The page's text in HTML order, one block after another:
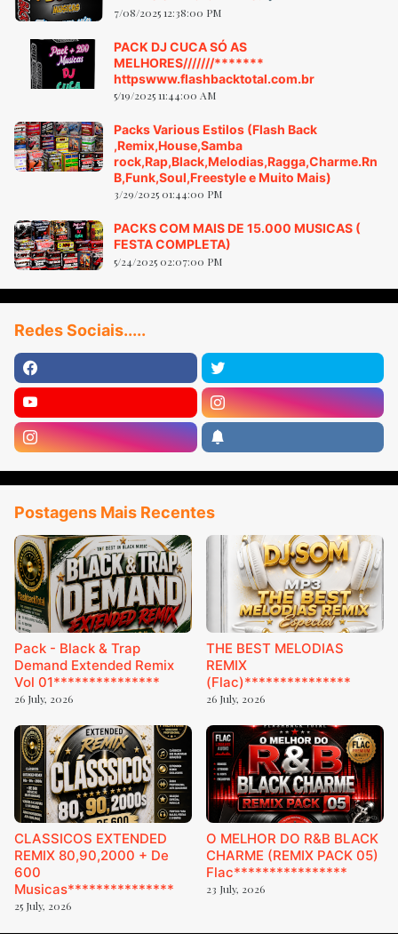
7/08/2025 12:38:00 PM
PACK DJ CUCA SÓ AS
MELHORES///////*******
httpswww.flashbacktotal.com.br
5/19/2025 11:44:00 AM
Packs Various Estilos (Flash Back
,Remix,House,Samba
rock,Rap,Black,Melodias,Ragga,Charme.Rn
B,Funk,Soul,Freestyle e Muito Mais)
3/29/2025 01:44:00 PM
PACKS COM MAIS DE 15.000 MUSICAS (
FESTA COMPLETA)
5/24/2025 02:07:00 PM
Redes Sociais.....
Postagens Mais Recentes
Pack - Black & Trap
Demand Extended Remix
Vol 01***************
26 July, 2026
THE BEST MELODIAS
REMIX
(Flac)***************
26 July, 2026
CLASSICOS EXTENDED
REMIX 80,90,2000 + De
600
Musicas***************
25 July, 2026
O MELHOR DO R&B BLACK
CHARME (REMIX PACK 05)
Flac****************
23 July, 2026